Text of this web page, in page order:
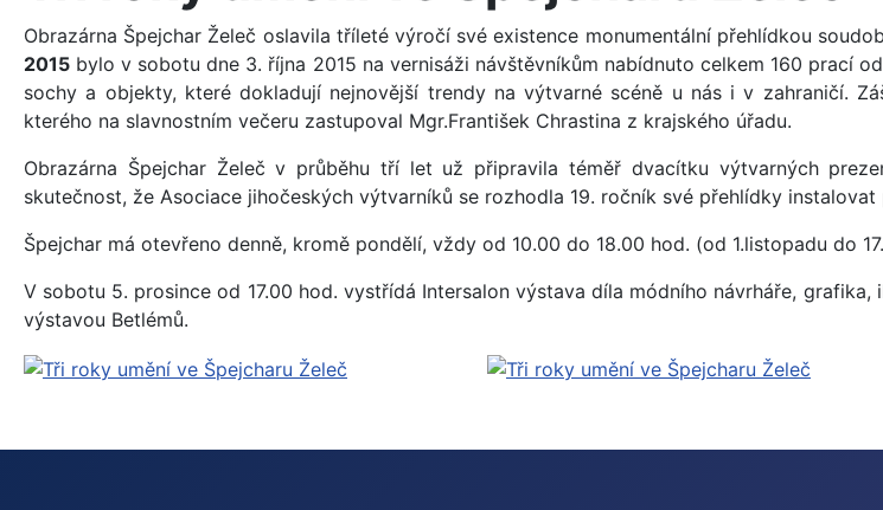
Obrazárna Špejchar Želeč oslavila tříleté výročí své existence monumentální přehlídkou
2015 bylo v sobotu dne 3. října 2015 na vernisáži návštěvníkům nabídnuto celkem 160 prací
sochy a objekty, které dokladují nejnovější trendy na výtvarné scéně u nás i v zahraničí.
kterého na slavnostním večeru zastupoval Mgr.František Chrastina z krajského úřadu.
Obrazárna Špejchar Želeč v průběhu tří let už připravila téměř dvacítku výtvarných
skutečnost, že Asociace jihočeských výtvarníků se rozhodla 19. ročník své přehlídky instalovat
Špejchar má otevřeno denně, kromě pondělí, vždy od 10.00 do 18.00 hod. (od 1.listopadu do
V sobotu 5. prosince od 17.00 hod. vystřídá Intersalon výstava díla módního návrháře,
výstavou Betlémů.